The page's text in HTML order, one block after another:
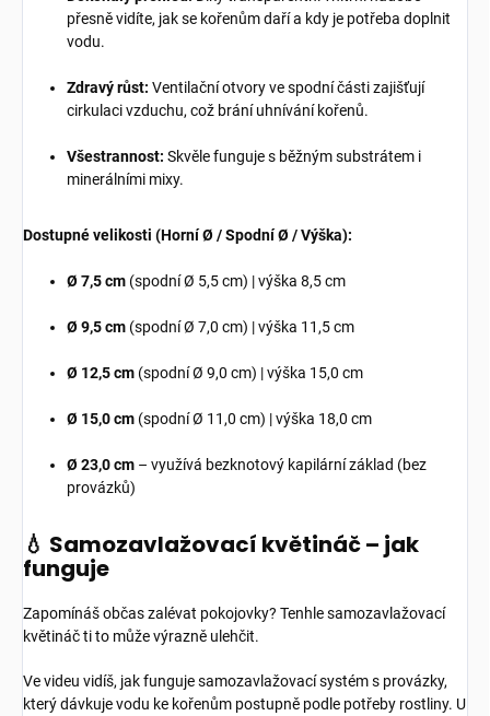
přesně vidíte, jak se kořenům daří a kdy je potřeba doplnit
vodu.
Zdravý růst: Ventilační otvory ve spodní části zajišťují
cirkulaci vzduchu, což brání uhnívání kořenů.
Všestrannost: Skvěle funguje s běžným substrátem i
minerálními mixy.
Dostupné velikosti (Horní Ø / Spodní Ø / Výška):
Ø 7,5 cm (spodní Ø 5,5 cm) | výška 8,5 cm
Ø 9,5 cm (spodní Ø 7,0 cm) | výška 11,5 cm
Ø 12,5 cm (spodní Ø 9,0 cm) | výška 15,0 cm
Ø 15,0 cm (spodní Ø 11,0 cm) | výška 18,0 cm
Ø 23,0 cm – využívá bezknotový kapilární základ (bez
provázků)
💧 Samozavlažovací květináč – jak
funguje
Zapomínáš občas zalévat pokojovky? Tenhle samozavlažovací
květináč ti to může výrazně ulehčit.
Ve videu vidíš, jak funguje samozavlažovací systém s provázky,
který dávkuje vodu ke kořenům postupně podle potřeby rostliny. U